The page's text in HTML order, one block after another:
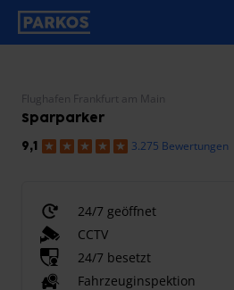
beschriftung-für-primäre-navigation
Flughafen Frankfurt am Main
Sparparker
9,1 3.275 Bewertungen
24/7 geöffnet
CCTV
24/7 besetzt
Fahrzeuginspektion